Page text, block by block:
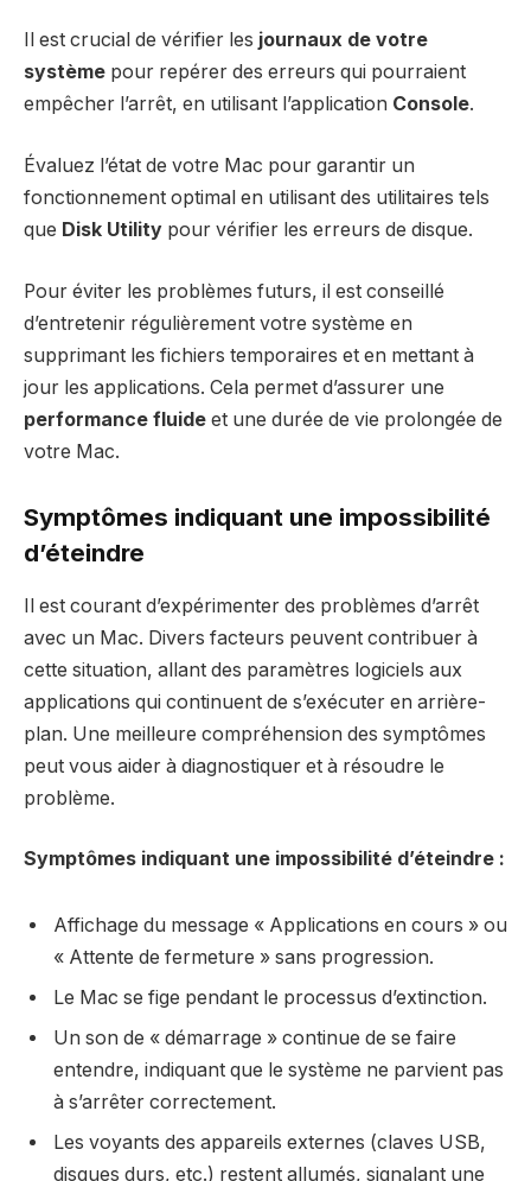
Il est crucial de vérifier les journaux de votre
système pour repérer des erreurs qui pourraient
empêcher l’arrêt, en utilisant l’application Console.
Évaluez l’état de votre Mac pour garantir un
fonctionnement optimal en utilisant des utilitaires tels
que Disk Utility pour vérifier les erreurs de disque.
Pour éviter les problèmes futurs, il est conseillé
d’entretenir régulièrement votre système en
supprimant les fichiers temporaires et en mettant à
jour les applications. Cela permet d’assurer une
performance fluide et une durée de vie prolongée de
votre Mac.
Symptômes indiquant une impossibilité
d’éteindre
Il est courant d’expérimenter des problèmes d’arrêt
avec un Mac. Divers facteurs peuvent contribuer à
cette situation, allant des paramètres logiciels aux
applications qui continuent de s’exécuter en arrière-
plan. Une meilleure compréhension des symptômes
peut vous aider à diagnostiquer et à résoudre le
problème.
Symptômes indiquant une impossibilité d’éteindre :
Affichage du message « Applications en cours » ou
« Attente de fermeture » sans progression.
Le Mac se fige pendant le processus d’extinction.
Un son de « démarrage » continue de se faire
entendre, indiquant que le système ne parvient pas
à s’arrêter correctement.
Les voyants des appareils externes (claves USB,
disques durs, etc.) restent allumés, signalant une